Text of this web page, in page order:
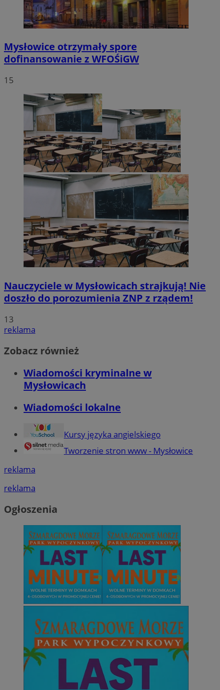
Mysłowice otrzymały spore
dofinansowanie z WFOŚiGW
15
Nauczyciele w Mysłowicach strajkują! Nie
doszło do porozumienia ZNP z rządem!
13
reklama
Zobacz również
Wiadomości kryminalne w
Mysłowicach
Wiadomości lokalne
Kursy języka angielskiego
Tworzenie stron www - Mysłowice
reklama
reklama
Ogłoszenia